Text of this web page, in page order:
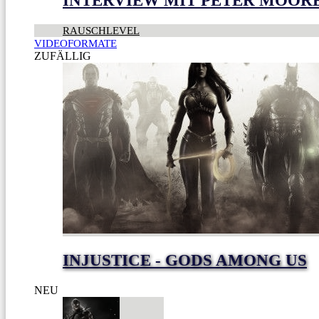
RAUSCHLEVEL
VIDEOFORMATE
ZUFÄLLIG
INJUSTICE - GODS AMONG US
NEU